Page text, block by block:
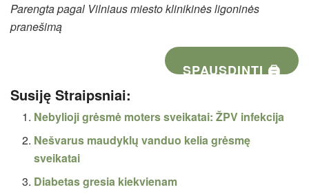
Parengta pagal Vilniaus miesto klinikinės ligoninės
pranešimą
SPAUSDINTI 🖨
Susiję Straipsniai:
Nebylioji grėsmė moters sveikatai: ŽPV infekcija
Nešvarus maudyklų vanduo kelia grėsmę
sveikatai
Diabetas gresia kiekvienam